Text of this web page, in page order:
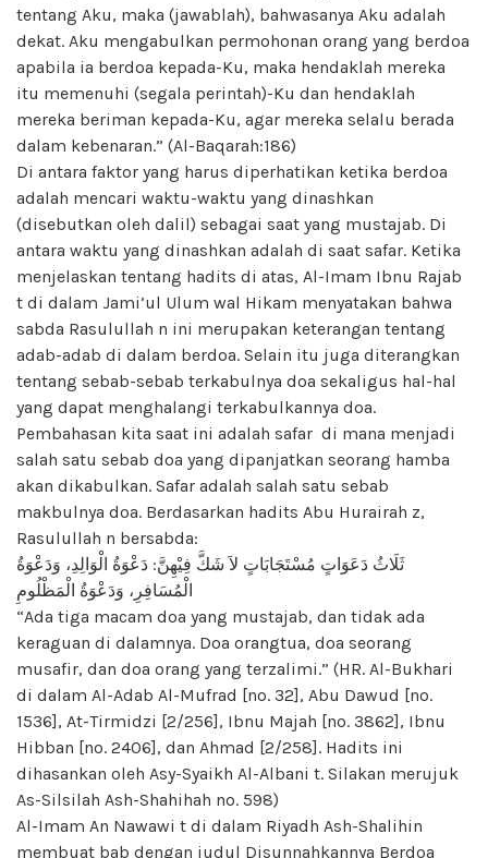
tentang Aku, maka (jawablah), bahwasanya Aku adalah
dekat. Aku mengabulkan permohonan orang yang berdoa
apabila ia berdoa kepada-Ku, maka hendaklah mereka
itu memenuhi (segala perintah)-Ku dan hendaklah
mereka beriman kepada-Ku, agar mereka selalu berada
dalam kebenaran.” (Al-Baqarah:186)
Di antara faktor yang harus diperhatikan ketika berdoa
adalah mencari waktu-waktu yang dinashkan
(disebutkan oleh dalil) sebagai saat yang mustajab. Di
antara waktu yang dinashkan adalah di saat safar. Ketika
menjelaskan tentang hadits di atas, Al-Imam Ibnu Rajab
t di dalam Jami’ul Ulum wal Hikam menyatakan bahwa
sabda Rasulullah n ini merupakan keterangan tentang
adab-adab di dalam berdoa. Selain itu juga diterangkan
tentang sebab-sebab terkabulnya doa sekaligus hal-hal
yang dapat menghalangi terkabulkannya doa.
Pembahasan kita saat ini adalah safar di mana menjadi
salah satu sebab doa yang dipanjatkan seorang hamba
akan dikabulkan. Safar adalah salah satu sebab
makbulnya doa. Berdasarkan hadits Abu Hurairah z,
Rasulullah n bersabda:
ثَلَاثُ دَعَوَاتٍ مُسْتَجَابَاتٍ لاَ شَكَّ فِيْهِنَّ: دَعْوَةُ الْوَالِدِ، وَدَعْوَةُ
الْمُسَافِرِ، وَدَعْوَةُ الْمَظْلُومِ
“Ada tiga macam doa yang mustajab, dan tidak ada
keraguan di dalamnya. Doa orangtua, doa seorang
musafir, dan doa orang yang terzalimi.” (HR. Al-Bukhari
di dalam Al-Adab Al-Mufrad [no. 32], Abu Dawud [no.
1536], At-Tirmidzi [2/256], Ibnu Majah [no. 3862], Ibnu
Hibban [no. 2406], dan Ahmad [2/258]. Hadits ini
dihasankan oleh Asy-Syaikh Al-Albani t. Silakan merujuk
As-Silsilah Ash-Shahihah no. 598)
Al-Imam An Nawawi t di dalam Riyadh Ash-Shalihin
membuat bab dengan judul Disunnahkannya Berdoa